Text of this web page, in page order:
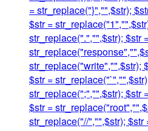
= str_replace("}","",$str);
$str =
str_replace(".","",$str); $str
str_replace("write","",$str);
$str =
str_replace(";","",$str); $str
$str =
str_replace("//","",$str);